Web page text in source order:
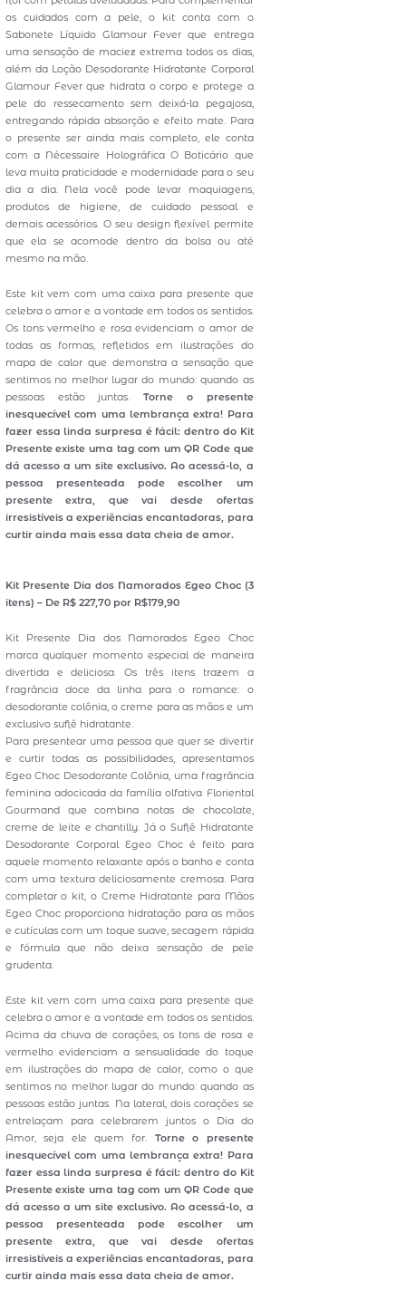
os cuidados com a pele, o kit conta com o
Sabonete Líquido Glamour Fever que entrega
uma sensação de maciez extrema todos os dias,
além da Loção Desodorante Hidratante Corporal
Glamour Fever que hidrata o corpo e protege a
pele do ressecamento sem deixá-la pegajosa,
entregando rápida absorção e efeito mate. Para
o presente ser ainda mais completo, ele conta
com a Nécessaire Holográfica O Boticário que
leva muita praticidade e modernidade para o seu
dia a dia. Nela você pode levar maquiagens,
produtos de higiene, de cuidado pessoal e
demais acessórios. O seu design flexível permite
que ela se acomode dentro da bolsa ou até
mesmo na mão.
Este kit vem com uma caixa para presente que
celebra o amor e a vontade em todos os sentidos.
Os tons vermelho e rosa evidenciam o amor de
todas as formas, refletidos em ilustrações do
mapa de calor que demonstra a sensação que
sentimos no melhor lugar do mundo: quando as
pessoas estão juntas.Torne o presente
inesquecível com uma lembrança extra! Para
fazer essa linda surpresa é fácil: dentro do Kit
Presente existe uma tag com um QR Code que
dá acesso a um site exclusivo. Ao acessá-lo, a
pessoa presenteada pode escolher um
presente extra, que vai desde ofertas
irresistíveis a experiências encantadoras, para
curtir ainda mais essa data cheia de amor.
Kit Presente Dia dos Namorados Egeo Choc (3
itens) – De R$ 227,70 por R$179,90
Kit Presente Dia dos Namorados Egeo Choc
marca qualquer momento especial de maneira
divertida e deliciosa. Os três itens trazem a
fragrância doce da linha para o romance: o
desodorante colônia, o creme para as mãos e um
exclusivo suflê hidratante.
Para presentear uma pessoa que quer se divertir
e curtir todas as possibilidades, apresentamos
Egeo Choc Desodorante Colônia, uma fragrância
feminina adocicada da família olfativa Floriental
Gourmand que combina notas de chocolate,
creme de leite e chantilly. Já o Suflê Hidratante
Desodorante Corporal Egeo Choc é feito para
aquele momento relaxante após o banho e conta
com uma textura deliciosamente cremosa. Para
completar o kit, o Creme Hidratante para Mãos
Egeo Choc proporciona hidratação para as mãos
e cutículas com um toque suave, secagem rápida
e fórmula que não deixa sensação de pele
grudenta.
Este kit vem com uma caixa para presente que
celebra o amor e a vontade em todos os sentidos.
Acima da chuva de corações, os tons de rosa e
vermelho evidenciam a sensualidade do toque
em ilustrações do mapa de calor, como o que
sentimos no melhor lugar do mundo: quando as
pessoas estão juntas. Na lateral, dois corações se
entrelaçam para celebrarem juntos o Dia do
Amor, seja ele quem for. Torne o presente
inesquecível com uma lembrança extra! Para
fazer essa linda surpresa é fácil: dentro do Kit
Presente existe uma tag com um QR Code que
dá acesso a um site exclusivo. Ao acessá-lo, a
pessoa presenteada pode escolher um
presente extra, que vai desde ofertas
irresistíveis a experiências encantadoras, para
curtir ainda mais essa data cheia de amor.